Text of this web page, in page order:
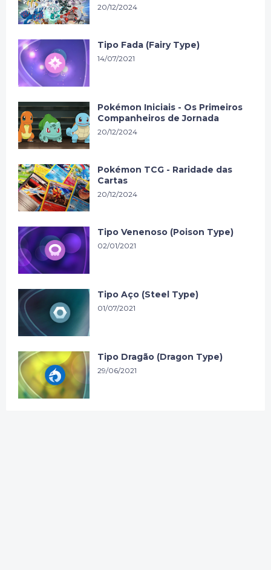
20/12/2024
Tipo Fada (Fairy Type)
14/07/2021
Pokémon Iniciais - Os Primeiros
Companheiros de Jornada
20/12/2024
Pokémon TCG - Raridade das
Cartas
20/12/2024
Tipo Venenoso (Poison Type)
02/01/2021
Tipo Aço (Steel Type)
01/07/2021
Tipo Dragão (Dragon Type)
29/06/2021